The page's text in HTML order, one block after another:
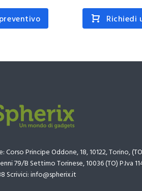
Richiedi
Corso Principe Oddone, 18, 10122, Torino,
79/B Settimo Torinese, 10036 (TO) P.Iva
Scrivici: info@spherix.it